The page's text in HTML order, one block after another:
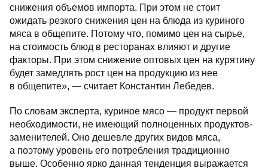
снижения объемов импорта. При этом не стоит
ожидать резкого снижения цен на блюда из куриного
мяса в общепите. Потому что, помимо цен на сырье,
на стоимость блюд в ресторанах влияют и другие
факторы. При этом снижение оптовых цен на курятину
будет замедлять рост цен на продукцию из нее
в общепите», — считает Константин Лебедев.
По словам эксперта, куриное мясо — продукт первой
необходимости, не имеющий полноценных продуктов-
заменителей. Оно дешевле других видов мяса,
а поэтому уровень его потребления традиционно
выше. Особенно ярко данная тенденция выражается